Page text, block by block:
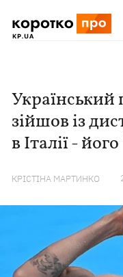
Український
зійшов із
в Італії -
КРІСТІНА МАРТИНКО